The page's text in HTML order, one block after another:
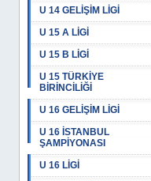
U 14 GELİŞİM LİGİ
U 15 A LİGİ
U 15 B LİGİ
U 15 TÜRKİYE
BİRİNCİLİĞİ
U 16 GELİŞİM LİGİ
U 16 İSTANBUL
ŞAMPİYONASI
U 16 LİGİ